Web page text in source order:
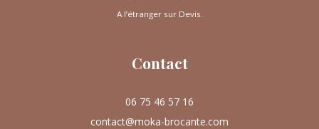
A l’étranger sur Devis.
Contact
06 75 46 57 16
contact@moka-brocante.com